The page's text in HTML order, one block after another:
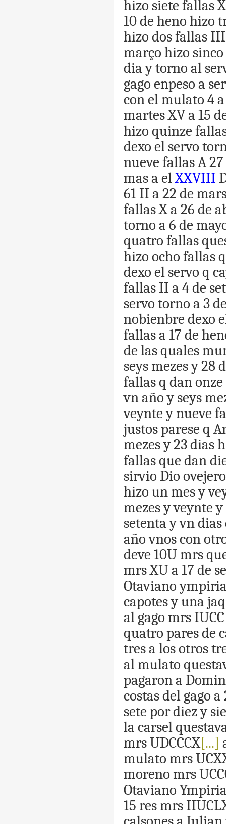
hizo siete fallas
10de heno hizo
hizo dosfallas III
março hizo sinco
dia ytorno al
gago enpeso a
conel mulato 4a
martesXVa 15
hizo quinze
dexo el servo
nueve fallasA27
masa elXXVIII
61 II a 22 de
fallasXa 26 de
torno a 6 de
quatro fallas
hizo ocho fallas
dexo el servo q
fallas II a 4de
servo torno a 3
nobienbre dexo
fallasa 17 de
de lasquales
seys mezesy28
fallasq danonze
vnaño y seys
veynte y nueve
justosparese q
mezesy23dias
fallasque dan
sirvio Dio ovejero
hizo un mesy
mezesyveynte y
setenta yvndias
año vnoscon
deve 10U mrs
mrsXUa 17 de
Otaviano
capotesyuna
al gago mrs IUCC
quatro paresde
tresa losotros
al mulato
pagarona
costasdel gago a
sete pordiezy
la carsel
mrsUDCCCX[...]
mulato mrs
moreno mrs
Otaviano
15 res mrs